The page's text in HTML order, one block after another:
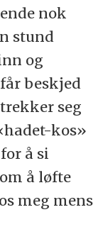
nok
stund
og
beskjed
seg
kos»
å si
å løfte
meg mens